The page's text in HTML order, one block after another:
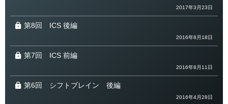
2017年3月23日
第8回 ICS 後編
2016年8月18日
第7回 ICS 前編
2016年8月11日
第6回 シフトブレイン 後編
2016年4月28日